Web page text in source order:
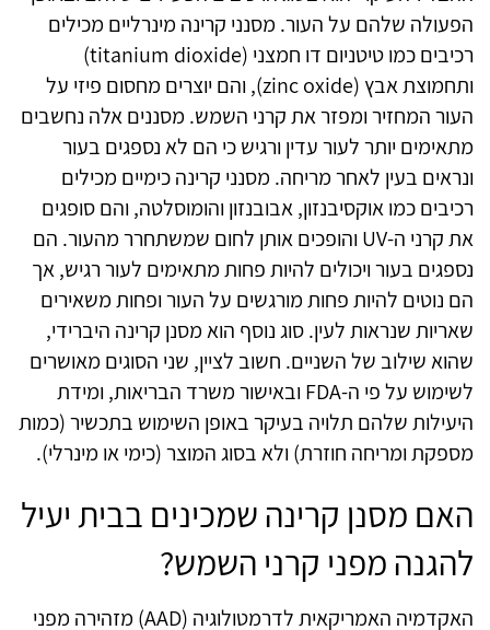
הפעולה שלהם על העור. מסנני קרינה מינרליים מכילים
רכיבים כמו טיטניום דו חמצני (titanium dioxide
)
ותחמוצת אבץ ((zinc oxide, והם יוצרים מחסום פיזי על
העור המחזיר ומפזר את קרני השמש. מסננים אלה נחשבים
מתאימים יותר לעור עדין ורגיש כי הם לא נספגים בעור
ונראים בעין לאחר מריחה. מסנני קרינה כימיים מכילים
רכיבים כמו אוקסיבנזון, אבובנזון והומוסלטה, והם סופגים
את קרני ה-UVוהופכים אותן לחום שמשתחרר מהעור. הם
נספגים בעור ויכולים להיות פחות מתאימים לעור רגיש, אך
הם נוטים להיות פחות מורגשים על העור ופחות משאירים
שאריות שנראות לעין. סוג נוסף הוא מסנן קרינה היברידי,
שהוא שילוב של השניים. חשוב לציין, שני הסוגים מאושרים
לשימוש על פי ה-FDAובאישור משרד הבריאות, ומידת
היעילות שלהם תלויה בעיקר באופן השימוש בתכשיר (כמות
מספקת ומריחה חוזרת) ולא בסוג המוצר (כימי או מינרלי).
האם מסנן קרינה שמכינים בבית יעיל
להגנה מפני קרני השמש?
האקדמיה האמריקאית לדרמטולוגיה (AAD) מזהירה מפני